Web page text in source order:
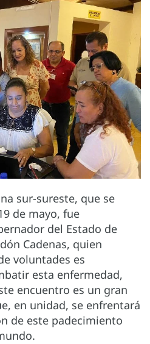
sur-sureste, que se
de mayo, fue
del Estado de
Cadenas, quien
voluntades es
esta enfermedad,
encuentro es un gran
en unidad, se enfrentará
de este padecimiento